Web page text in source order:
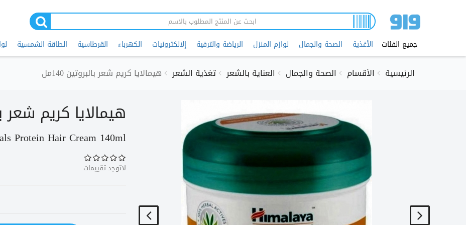
جميع الفئات الأغذية الصحة والجمال لوازم المنزل الرياضة والترفية إلالكترونيات الكهرباء القرطاسية الطاقة الشمسية
الرئيسية الأقسام الصحة والجمال العناية بالشعر تغذية الشعر هيمالايا كريم شعر بالبروتين 140مل
هيمالايا كريم شعر
Protein Hair Cream 140ml
لاتوجد تقييمات